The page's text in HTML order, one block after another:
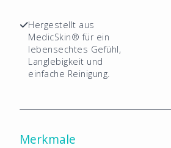
Hergestellt aus
MedicSkin® für ein
lebensechtes Gefühl,
Langlebigkeit und
einfache Reinigung.
Merkmale